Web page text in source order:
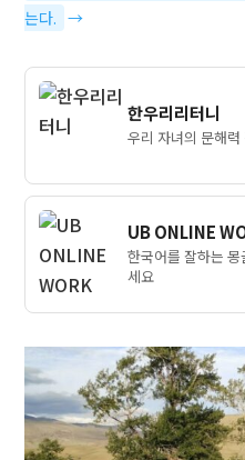
는다. →
한우리리터니
우리 자녀의 문해
UB ONLINE
한국어를 잘하는
세요